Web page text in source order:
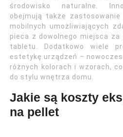
środowisko naturalne.
obejmują także
mobilnych umożliwiających
pieca z dowolnego miejsca
tabletu. Dodatkowo wiele
estetykę urządzeń –
różnych kolorach i wzorach,
do stylu wnętrza domu.
Jakie są koszty
na pellet